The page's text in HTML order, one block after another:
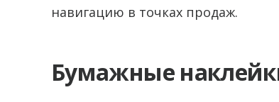
навигацию в точках продаж.
Бумажные